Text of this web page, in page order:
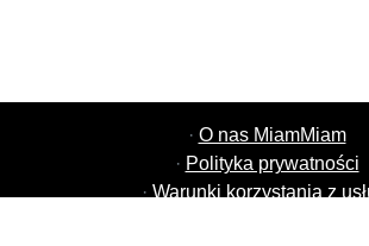
· O nas MiamMiam
· Polityka prywatności
· Warunki korzystania z